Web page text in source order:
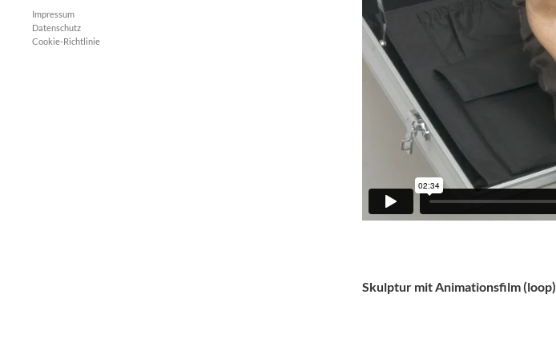
Impressum
Datenschutz
Cookie-Richtlinie
Skulptur mit Animationsfilm (loop)